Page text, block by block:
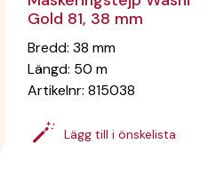
Gold 81, 38 mm
Bredd:38 mm
Längd: 50 m
Artikelnr:815038
Lägg till i önskelista